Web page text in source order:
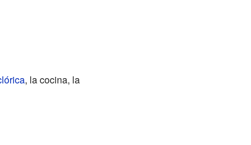
, la cocina, la